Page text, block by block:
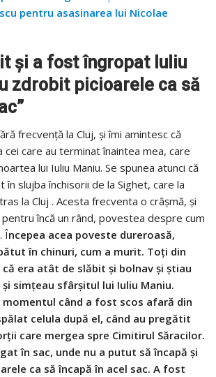
pentru asasinarea lui Nicolae
și a fost îngropat Iuliu
zdrobit picioarele ca să
frecvenţă la Cluj, şi îmi amintesc că
cei care au terminat înaintea mea, care
lui Iuliu Maniu. Se spunea atunci că
în slujba închisorii de la Sighet, care la
la Cluj . Acesta frecventa o crâşmă, şi
încă un rând, povestea despre cum
Începea acea poveste dureroasă,
în chinuri, cum a murit. Toţi din
era atât de slăbit şi bolnav şi ştiau
şi simţeau sfârşitul lui Iuliu Maniu.
momentul când a fost scos afară din
celula după el, când au pregătit
care mergea spre Cimitirul Săracilor.
în sac, unde nu a putut să încapă şi
ca să încapă în acel sac. A fost